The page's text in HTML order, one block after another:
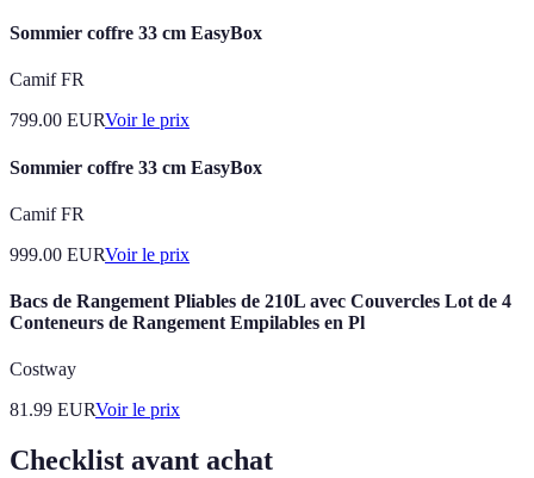
Sommier coffre 33 cm EasyBox
Camif FR
799.00 EURVoir le prix
Sommier coffre 33 cm EasyBox
Camif FR
999.00 EURVoir le prix
Bacs de Rangement Pliables de 210L avec Couvercles Lot de 4
Conteneurs de Rangement Empilables en Pl
Costway
81.99 EURVoir le prix
Checklist avant achat